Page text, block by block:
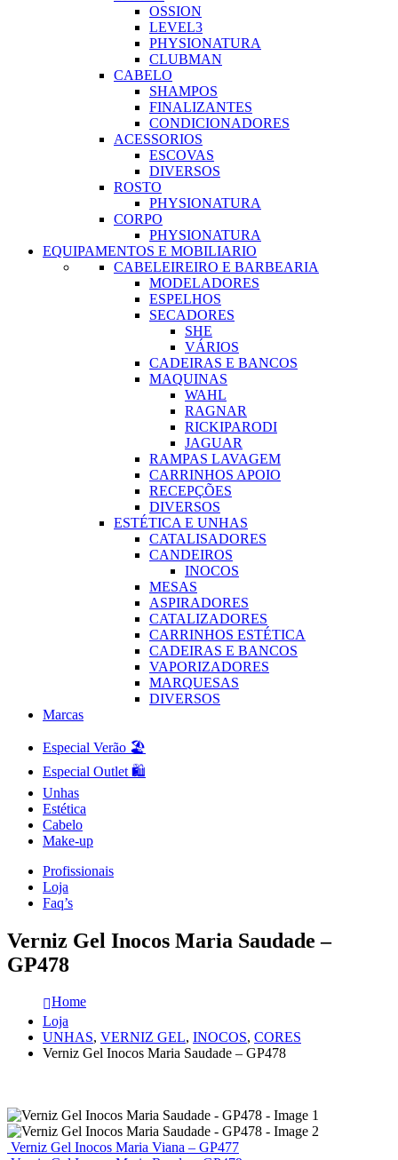
OSSION
LEVEL3
PHYSIONATURA
CLUBMAN
CABELO
SHAMPOS
FINALIZANTES
CONDICIONADORES
ACESSORIOS
ESCOVAS
DIVERSOS
ROSTO
PHYSIONATURA
CORPO
PHYSIONATURA
EQUIPAMENTOS E MOBILIARIO
CABELEIREIRO E BARBEARIA
MODELADORES
ESPELHOS
SECADORES
SHE
VÁRIOS
CADEIRAS E BANCOS
MAQUINAS
WAHL
RAGNAR
RICKIPARODI
JAGUAR
RAMPAS LAVAGEM
CARRINHOS APOIO
RECEPÇÕES
DIVERSOS
ESTÉTICA E UNHAS
CATALISADORES
CANDEIROS
INOCOS
MESAS
ASPIRADORES
CATALIZADORES
CARRINHOS ESTÉTICA
CADEIRAS E BANCOS
VAPORIZADORES
MARQUESAS
DIVERSOS
Marcas
Especial Verão 🏖️
Especial Outlet 🛍️
Unhas
Estética
Cabelo
Make-up
Profissionais
Loja
Faq’s
Verniz Gel Inocos Maria Saudade –
GP478
Home
Loja
UNHAS, VERNIZ GEL, INOCOS, CORES
Verniz Gel Inocos Maria Saudade – GP478
Verniz Gel Inocos Maria Viana – GP477